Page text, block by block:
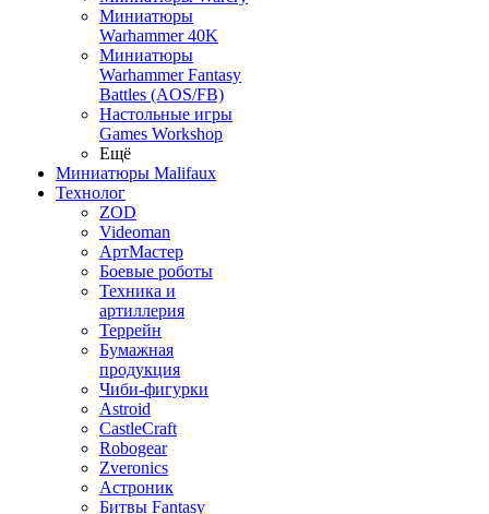
Миниатюры
Warhammer 40K
Миниатюры
Warhammer Fantasy
Battles (AOS/FB)
Настольные игры
Games Workshop
Ещё
Миниатюры Malifaux
Технолог
ZOD
Videoman
АртМастер
Боевые роботы
Техника и
артиллерия
Террейн
Бумажная
продукция
Чиби-фигурки
Astroid
CastleCraft
Robogear
Zveronics
Астроник
Битвы Fantasy